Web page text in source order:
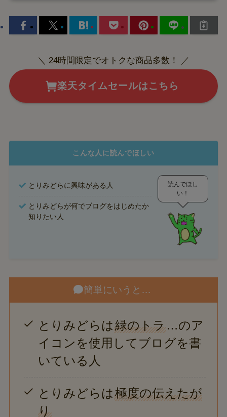
＼ 24時間限定でオトクな商品多数！ ／
楽天タイムセールはこちら
こんな人に読んでほしい
とりみどらに興味がある人
とりみどらが何でブログをはじめたか
知りたい人
読んでほし
い！
簡単にいうと…
とりみどらは緑のトラ…のア
イコンを使用してブログを書
いている人
とりみどらは極度の伝えたが
り